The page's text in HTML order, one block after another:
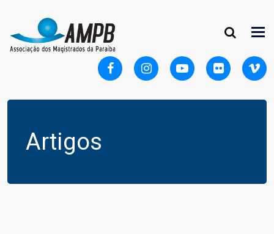
Artigos